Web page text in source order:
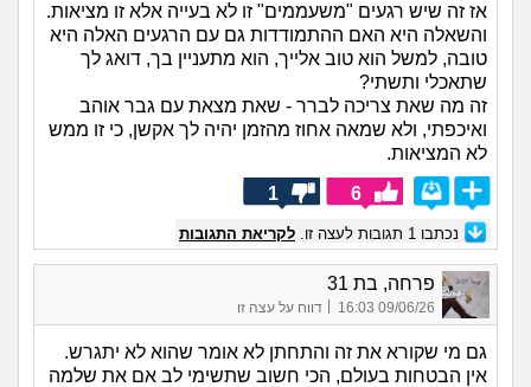
אז זה שיש רגעים "משעממים" זו לא בעייה אלא זו מציאות.
והשאלה היא האם ההתמודדות גם עם הרגעים האלה היא
טובה, למשל הוא טוב אלייך, הוא מתעניין בך, דואג לך
שתאכלי ותשתי?
זה מה שאת צריכה לברר - שאת מצאת עם גבר אוהב
ואיכפתי, ולא שמאה אחוז מהזמן יהיה לך אקשן, כי זו ממש
לא המציאות.
6
1
נכתבו 1 תגובות לעצה זו. לקריאת התגובות
פרחה, בת 31
09/06/26 16:03
| דווח על עצה זו
גם מי שקורא את זה והתחתן לא אומר שהוא לא יתגרש.
אין הבטחות בעולם, הכי חשוב שתשימי לב אם את שלמה